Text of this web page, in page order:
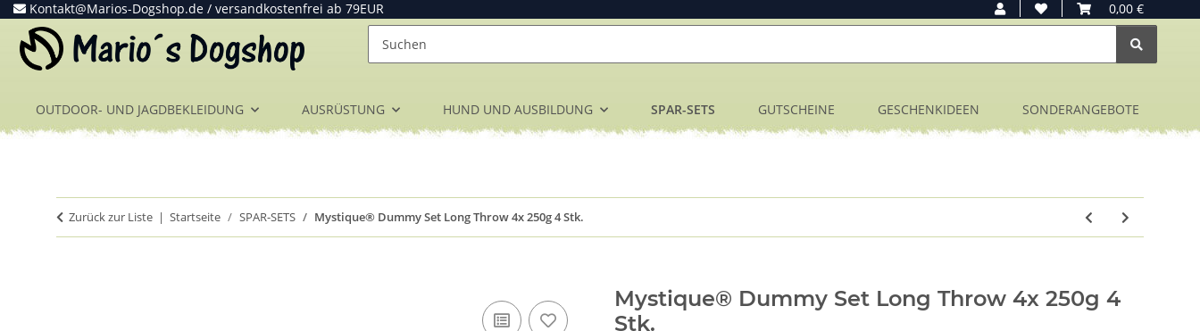
Kontakt@Marios-Dogshop.de / versandkostenfrei ab 79EUR 0,00 €
OUTDOOR- UND JAGDBEKLEIDUNG AUSRÜSTUNG HUND UND AUSBILDUNG SPAR-SETS GUTSCHEINE GESCHENKIDEEN SONDERANGEBOTE
Zurück zur Liste Startseite SPAR-SETS Mystique® Dummy Set Long Throw 4x 250g 4 Stk.
Mystique® Dummy Set Long Throw 4x 250g 4
Stk.